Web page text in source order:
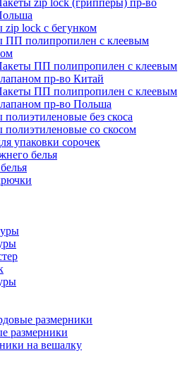
zip lock (грипперы) пр-во
zip lock с бегунком
ПП полипропилен с клеевым
ПП полипропилен с клеевым
пр-во Китай
ПП полипропилен с клеевым
пр-во Польша
полиэтиленовые без скоса
полиэтиленовые со скосом
упаковки сорочек
белья
размерники
размерники
на вешалку